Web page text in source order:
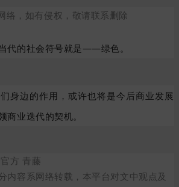
络，如有侵权，敬请联系删除
代的社会符号就是——绿色。
身边的作用，或许也将是今后商业发展
商业迭代的契机。
方 青藤
内容系网络转载，本平台对文中观点及